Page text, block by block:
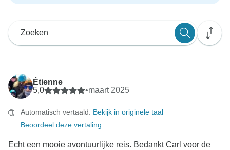
Étienne
5,0
•maart 2025
Automatisch vertaald. Bekijk in originele taal
Beoordeel deze vertaling
Echt een mooie avontuurlijke reis. Bedankt Carl voor de